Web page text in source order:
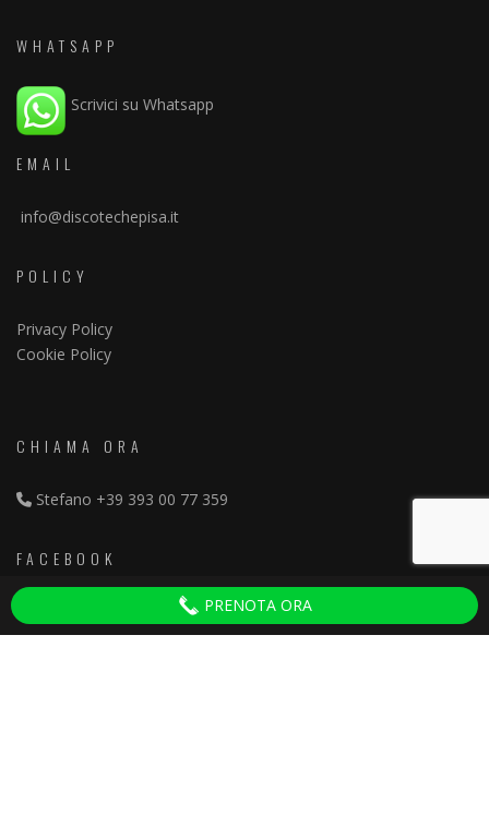
WHATSAPP
Scrivici su Whatsapp
EMAIL
info@discotechepisa.it
POLICY
Privacy Policy
Cookie Policy
CHIAMA ORA
Stefano +39 393 00 77 359
FACEBOOK
Discoteche Pisa
PRENOTA ORA